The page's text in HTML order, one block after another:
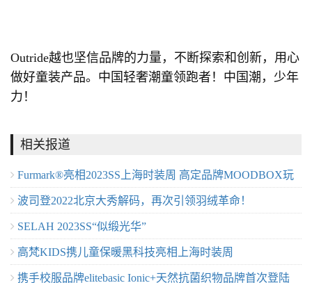
Outride越也坚信品牌的力量，不断探索和创新，用心
做好童装产品。中国轻奢潮童领跑者！中国潮，少年
力！
相关报道
Furmark®亮相2023SS上海时装周 ⾼定品牌MOODBOX玩
味皮草新时尚
波司登2022北京大秀解码，再次引领羽绒革命！
SELAH 2023SS“似缎光华”
高梵KIDS携儿童保暖黑科技亮相上海时装周
携手校服品牌elitebasic Ionic+天然抗菌织物品牌首次登陆